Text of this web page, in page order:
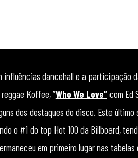
influências dancehall e a participação
Koffee, “Who We Love”com Ed
dos destaques do disco. Este
o #1 do top Hot 100 da Billboard,
em primeiro lugar nas